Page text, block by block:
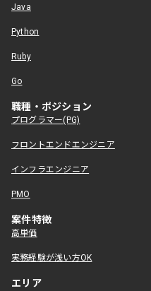
Java
Python
Ruby
Go
職種・ポジション
プログラマー(PG)
フロントエンドエンジニア
インフラエンジニア
PMO
案件特徴
高単価
実務経験が浅い方OK
エリア